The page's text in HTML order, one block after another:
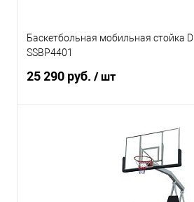
Баскетбольная мобильная стойка
SSBP4401
25 290 руб. / шт